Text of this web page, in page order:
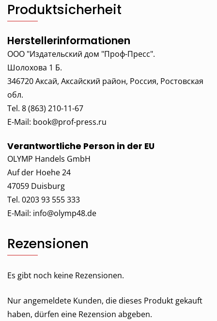
Produktsicherheit
Herstellerinformationen
ООО "Издательский дом "Проф-Пресс".
Шолохова 1 Б.
346720 Аксай, Аксайский район, Россия, Ростовская
обл.
Tel. 8 (863) 210-11-67
E-Mail: book@prof-press.ru
Verantwortliche Person in der EU
OLYMP Handels GmbH
Auf der Hoehe 24
47059 Duisburg
Tel. 0203 93 555 333
E-Mail: info@olymp48.de
Rezensionen
Es gibt noch keine Rezensionen.
Nur angemeldete Kunden, die dieses Produkt gekauft
haben, dürfen eine Rezension abgeben.